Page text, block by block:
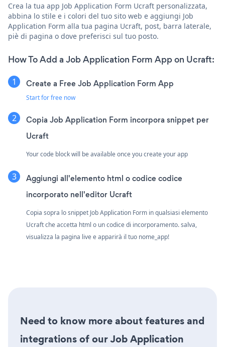
Crea la tua app Job Application Form Ucraft personalizzata,
abbina lo stile e i colori del tuo sito web e aggiungi Job
Application Form alla tua pagina Ucraft, post, barra laterale,
piè di pagina o dove preferisci sul tuo posto.
How To Add a Job Application Form App on Ucraft:
Create a Free Job Application Form App
Start for free now
Copia Job Application Form incorpora snippet per
Ucraft
Your code block will be available once you create your app
Aggiungi all'elemento html o codice codice
incorporato nell'editor Ucraft
Copia sopra lo snippet Job Application Form in qualsiasi elemento
Ucraft che accetta html o un codice di incorporamento. salva,
visualizza la pagina live e apparirà il tuo nome_app!
Need to know more about features and
integrations of our Job Application